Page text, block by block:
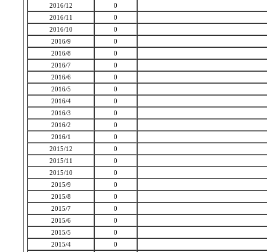
2016/12
0
2016/11
0
2016/10
0
2016/9
0
2016/8
0
2016/7
0
2016/6
0
2016/5
0
2016/4
0
2016/3
0
2016/2
0
2016/1
0
2015/12
0
2015/11
0
2015/10
0
2015/9
0
2015/8
0
2015/7
0
2015/6
0
2015/5
0
2015/4
0